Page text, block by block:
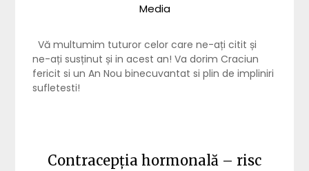
Media
Vă multumim tuturor celor care ne-ați citit și
ne-ați susținut și in acest an! Va dorim Craciun
fericit si un An Nou binecuvantat si plin de impliniri
sufletesti!
Contracepția hormonală – risc